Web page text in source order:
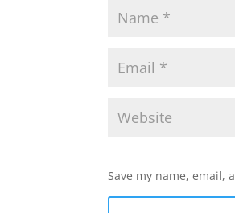
Save my name, email,